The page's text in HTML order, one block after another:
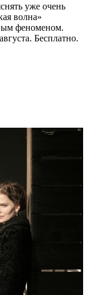
уже очень
волна»
феноменом.
Бесплатно.